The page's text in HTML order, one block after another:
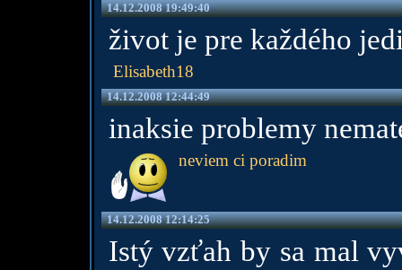
14.12.2008 19:49:40
život je pre každého
Elisabeth18
14.12.2008 12:44:49
inaksie problemy
neviem ci poradim
14.12.2008 12:14:25
Istý vzťah by sa mal